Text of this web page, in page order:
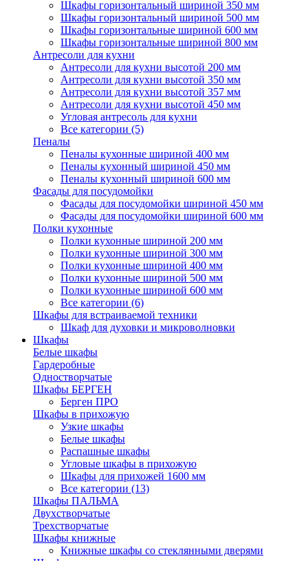
Шкафы горизонтальный шириной 350 мм
Шкафы горизонтальный шириной 500 мм
Шкафы горизонтальные шириной 600 мм
Шкафы горизонтальные шириной 800 мм
Антресоли для кухни
Антресоли для кухни высотой 200 мм
Антресоли для кухни высотой 350 мм
Антресоли для кухни высотой 357 мм
Антресоли для кухни высотой 450 мм
Угловая антресоль для кухни
Все категории (5)
Пеналы
Пеналы кухонные шириной 400 мм
Пеналы кухонный шириной 450 мм
Пеналы кухонный шириной 600 мм
Фасады для посудомойки
Фасады для посудомойки шириной 450 мм
Фасады для посудомойки шириной 600 мм
Полки кухонные
Полки кухонные шириной 200 мм
Полки кухонные шириной 300 мм
Полки кухонные шириной 400 мм
Полки кухонные шириной 500 мм
Полки кухонные шириной 600 мм
Все категории (6)
Шкафы для встраиваемой техники
Шкаф для духовки и микроволновки
Шкафы
Белые шкафы
Гардеробные
Одностворчатые
Шкафы БЕРГЕН
Берген ПРО
Шкафы в прихожую
Узкие шкафы
Белые шкафы
Распашные шкафы
Угловые шкафы в прихожую
Шкафы для прихожей 1600 мм
Все категории (13)
Шкафы ПАЛЬМА
Двухстворчатые
Трехстворчатые
Шкафы книжные
Книжные шкафы со стеклянными дверями